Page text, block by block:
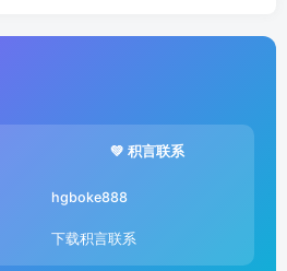
💚 积言联系
hgboke888
下载积言联系